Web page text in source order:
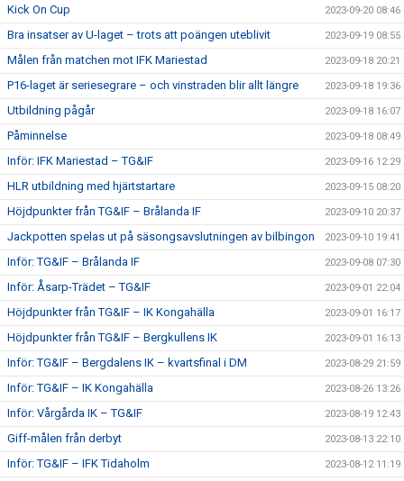
Kick On Cup 2023-09-20 08:46
Bra insatser av U-laget – trots att poängen uteblivit 2023-09-19 08:55
Målen från matchen mot IFK Mariestad 2023-09-18 20:21
P16-laget är seriesegrare – och vinstraden blir allt längre 2023-09-18 19:36
Utbildning pågår 2023-09-18 16:07
Påminnelse 2023-09-18 08:49
Inför: IFK Mariestad – TG&IF 2023-09-16 12:29
HLR utbildning med hjärtstartare 2023-09-15 08:20
Höjdpunkter från TG&IF – Brålanda IF 2023-09-10 20:37
Jackpotten spelas ut på säsongsavslutningen av bilbingon 2023-09-10 19:41
Inför: TG&IF – Brålanda IF 2023-09-08 07:30
Inför: Åsarp-Trädet – TG&IF 2023-09-01 22:04
Höjdpunkter från TG&IF – IK Kongahälla 2023-09-01 16:17
Höjdpunkter från TG&IF – Bergkullens IK 2023-09-01 16:13
Inför: TG&IF – Bergdalens IK – kvartsfinal i DM 2023-08-29 21:59
Inför: TG&IF – IK Kongahälla 2023-08-26 13:26
Inför: Vårgårda IK – TG&IF 2023-08-19 12:43
Giff-målen från derbyt 2023-08-13 22:10
Inför: TG&IF – IFK Tidaholm 2023-08-12 11:19